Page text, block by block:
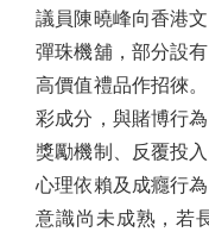
議員陳曉峰向香港
彈珠機舖，部分設
高價值禮品作招徠
彩成分，與賭博行
獎勵機制、反覆投
心理依賴及成癮行
意識尚未成熟，若